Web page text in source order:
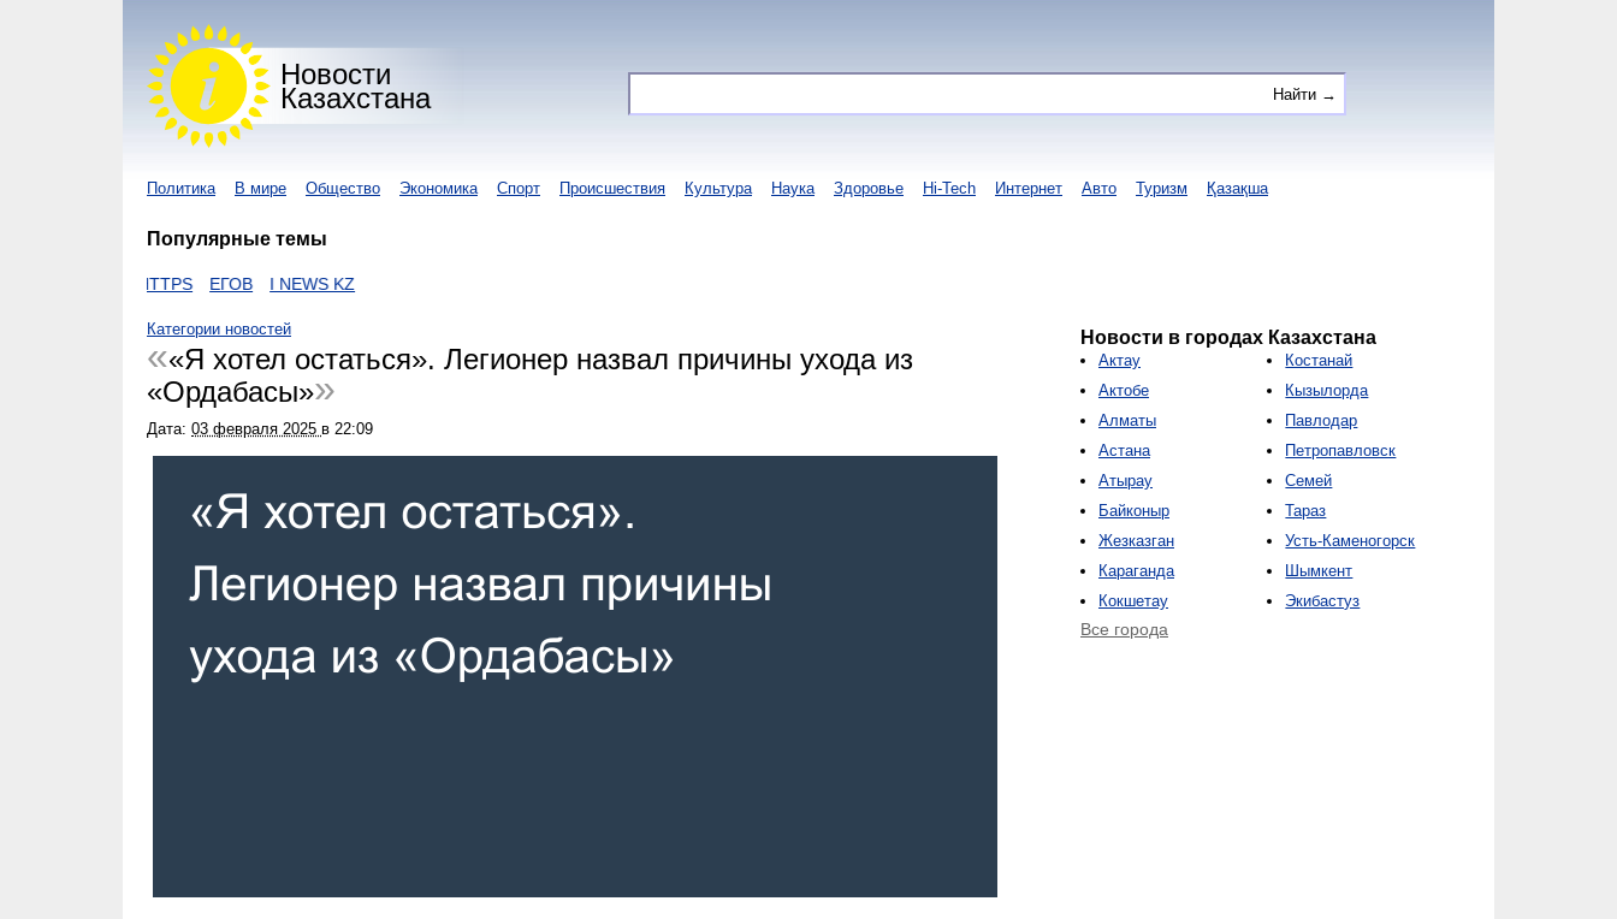
Новости
Казахстана
Политика В мире Общество Экономика Спорт Происшествия Культура Наука Здоровье Hi-Tech Интернет Авто Туризм Қазақша
Популярные темы
HTTPS ЕГОВ I NEWS KZ
Категории новостей
«Я хотел остаться». Легионер назвал причины ухода из
«Ордабасы»
Дата: 03 февраля 2025 в 22:09
Новости в городах Казахстана
Актау
Актобе
Алматы
Астана
Атырау
Байконыр
Жезказган
Караганда
Кокшетау
Костанай
Кызылорда
Павлодар
Петропавловск
Семей
Тараз
Усть-Каменогорск
Шымкент
Экибастуз
Все города